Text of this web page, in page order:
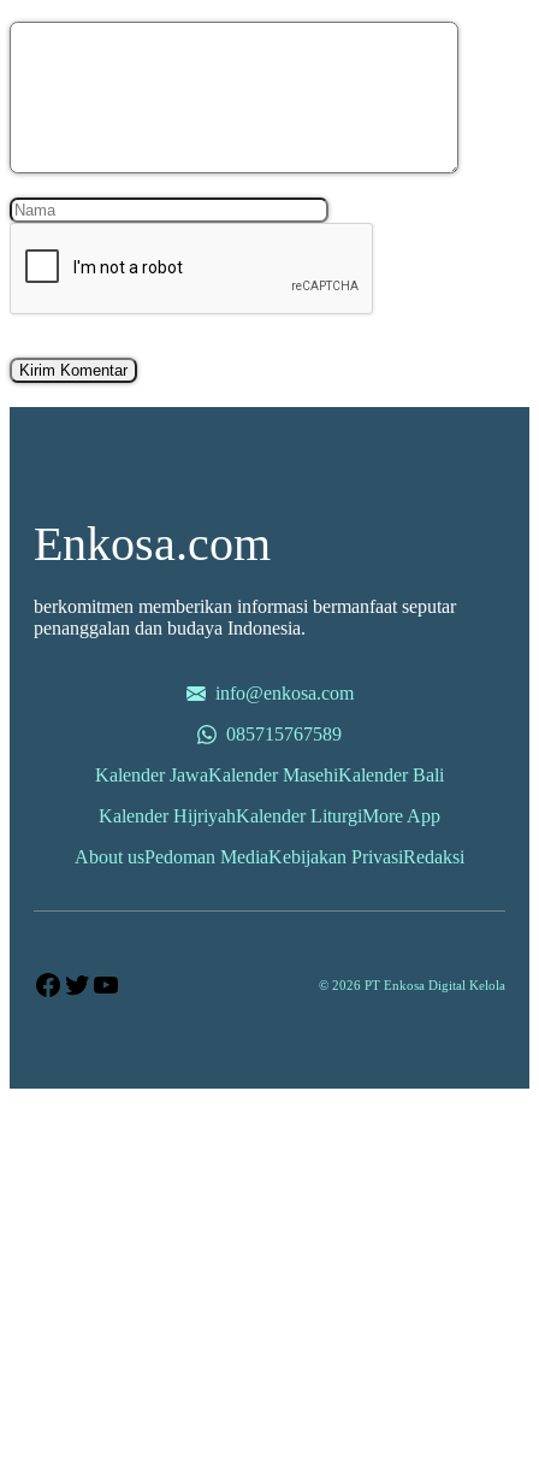
Komentar
Nama Surel
Enkosa.com
berkomitmen memberikan informasi bermanfaat seputar
penanggalan dan budaya Indonesia.
info@enkosa.com
085715767589
Kalender JawaKalender MasehiKalender Bali
Kalender HijriyahKalender LiturgiMore App
About usPedoman MediaKebijakan PrivasiRedaksi
Facebook
Twitter
YouTube © 2026 PT Enkosa Digital Kelola